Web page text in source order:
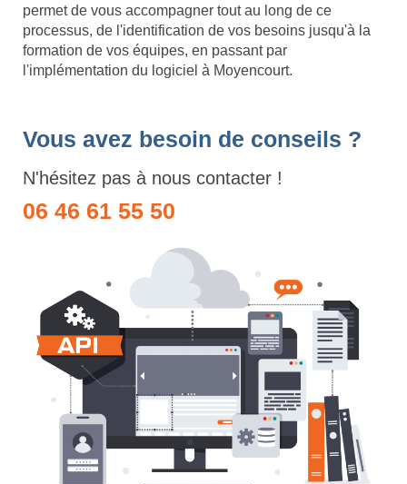
permet de vous accompagner tout au long de ce
processus, de l'identification de vos besoins jusqu'à la
formation de vos équipes, en passant par
l'implémentation du logiciel à Moyencourt.
Vous avez besoin de conseils ?
N'hésitez pas à nous contacter !
06 46 61 55 50